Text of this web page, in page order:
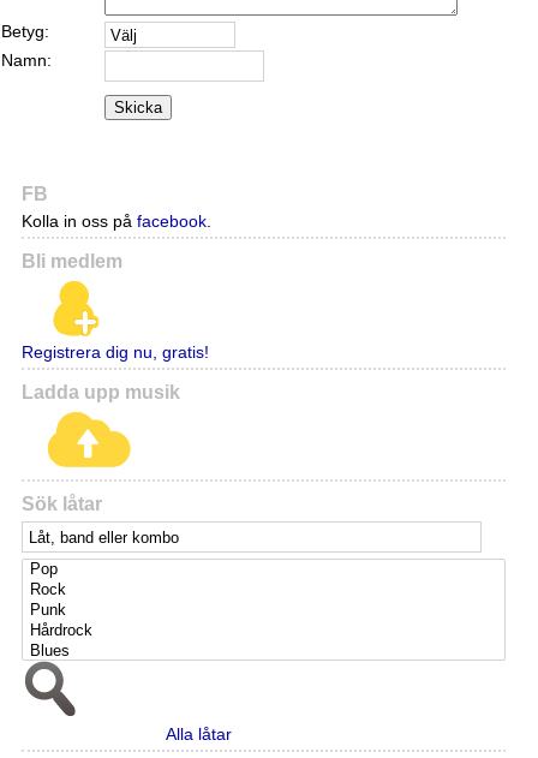
Betyg:
Namn:
Skicka
FB
Kolla in oss på facebook.
Bli medlem
Registrera dig nu, gratis!
Ladda upp musik
Sök låtar
Alla låtar